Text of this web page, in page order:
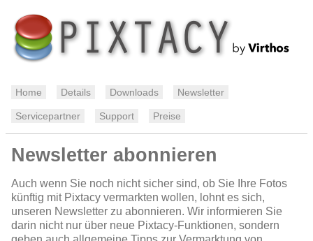
Home Details Downloads Newsletter
Servicepartner Support Preise
Newsletter abonnieren
Auch wenn Sie noch nicht sicher sind, ob Sie Ihre Fotos
künftig mit Pixtacy vermarkten wollen, lohnt es sich,
unseren Newsletter zu abonnieren. Wir informieren Sie
darin nicht nur über neue Pixtacy-Funktionen, sondern